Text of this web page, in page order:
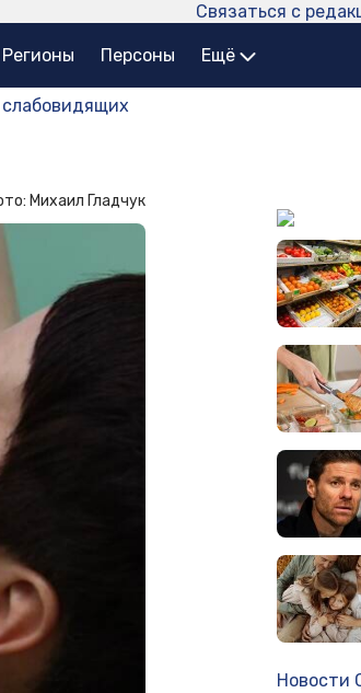
Связаться с
Регионы Персоны Ещё
Михаил Гладчук
Новости